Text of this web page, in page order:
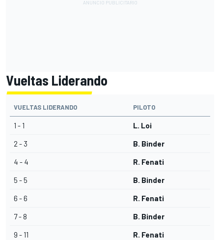
Vueltas Liderando
VUELTAS LIDERANDO PILOTO
1 - 1 L. Loi
2 - 3 B. Binder
4 - 4 R. Fenati
5 - 5 B. Binder
6 - 6 R. Fenati
7 - 8 B. Binder
9 - 11 R. Fenati